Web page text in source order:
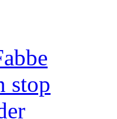
stop